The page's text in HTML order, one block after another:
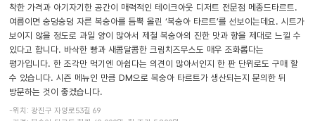
착한 가격과 아기자기한 공간이 매력적인 테이크아웃 디저트 전문점 메종드타르트.
여름이면 숭덩숭덩 자른 복숭아를 듬뿍 올린 ‘복숭아 타르트’를 선보이는데요. 시트가
보이지 않을 정도로 과일 양이 많아서 제철 복숭아의 진한 맛과 향을 제대로 느낄 수
있다고 합니다. 바삭한 빵과 새콤달콤한 크림치즈무스도 매우 조화롭다는
평가입니다. 한 조각만 먹기엔 아쉽다는 의견이 많아서인지 한 판 단위로도 구매 할
수 있습니다. 시즌 메뉴인 만큼 DM으로 복숭아 타르트가 생산되는지 문의한 뒤
방문하는 것이 좋겠습니다.
-위치: 광진구 자양로53길 69